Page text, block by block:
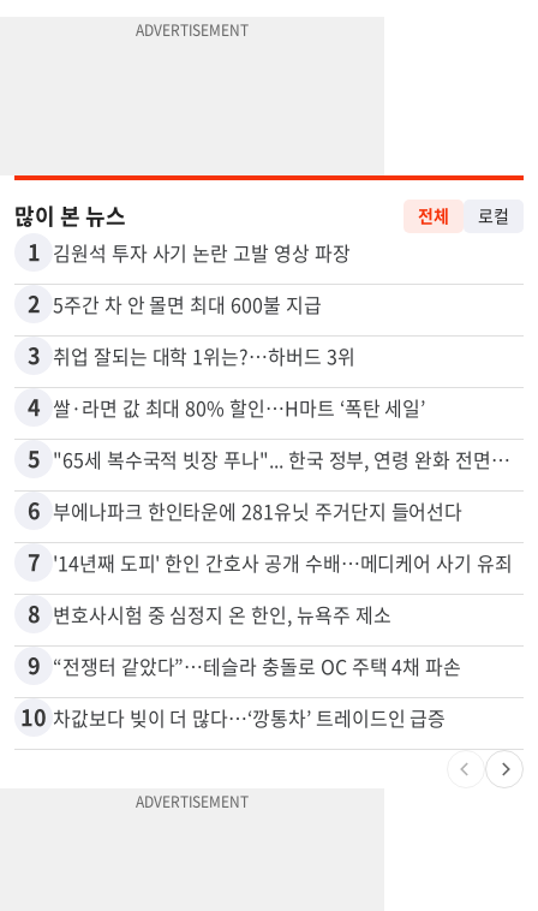
많이 본 뉴스
1 김원석 투자 사기 논란 고발 영상 파장
2 5주간 차 안 몰면 최대 600불 지급
3 취업 잘되는 대학 1위는?…하버드 3위
4 쌀·라면 값 최대 80% 할인…H마트 ‘폭탄 세일’
5
6 부에나파크 한인타운에 281유닛 주거단지 들어선다
7 '14년째 도피' 한인 간호사 공개 수배…메디케어 사기 유죄
8 변호사시험 중 심정지 온 한인, 뉴욕주 제소
9 “전쟁터 같았다”…테슬라 충돌로 OC 주택 4채 파손